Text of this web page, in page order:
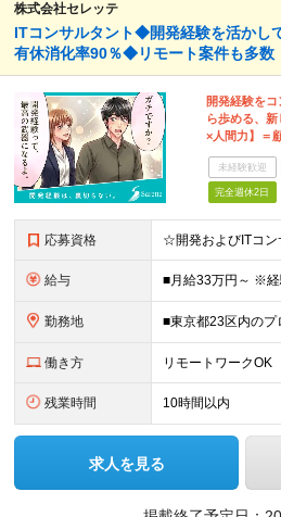
株式会社セレッテ
ITコンサルタント◆開発経験を活か
有休消化率90％◆リモート案件も多数
開発経験を
ら歩める、
×人間力】＝
未経験歓迎
完全週休2日
応募資格
給与
勤務地
働き方 リモートワークOK
残業時間 10時間以内
求人を見る